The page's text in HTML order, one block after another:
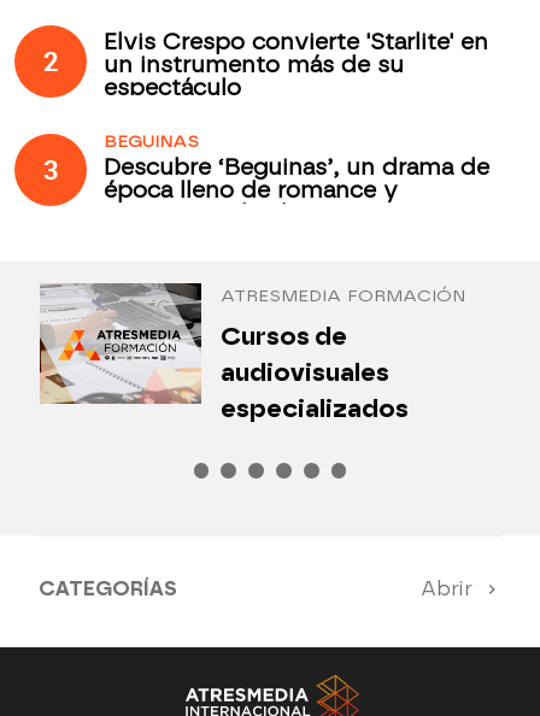
2
Elvis Crespo convierte 'Starlite' en
un instrumento más de su
espectáculo
3
BEGUINAS
Descubre ‘Beguinas’, un drama de
época lleno de romance y
ATRESMEDIA FORMACIÓN
Cursos de
audiovisuales
especializados
CATEGORÍAS Abrir
Antena 3 Noticias El Hormiguero